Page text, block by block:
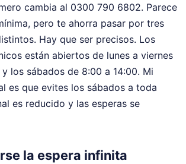
cambia al 0300 790 6802. Parece
pero te ahorra pasar por tres
Hay que ser precisos. Los
están abiertos de lunes a viernes
los sábados de 8:00 a 14:00. Mi
es que evites los sábados a toda
es reducido y las esperas se
la espera infinita